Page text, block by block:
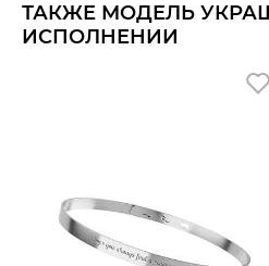
подлинность украшения и
ТАКЖЕ МОДЕЛЬ
ИСПОЛНЕНИИ